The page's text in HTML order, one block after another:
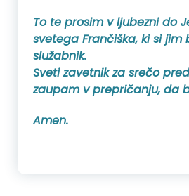
To te prosim v ljubezni do
svetega Frančiška, ki si jim
služabnik.
Sveti zavetnik za srečo
zaupam v prepričanju, da
Amen.